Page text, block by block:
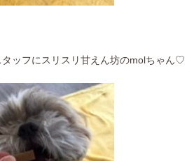
ッフにスリスリ甘えん坊のmolちゃん♡